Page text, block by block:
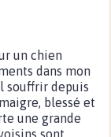
un chien
dans mon
souffrir depuis
blessé et
une grande
sont